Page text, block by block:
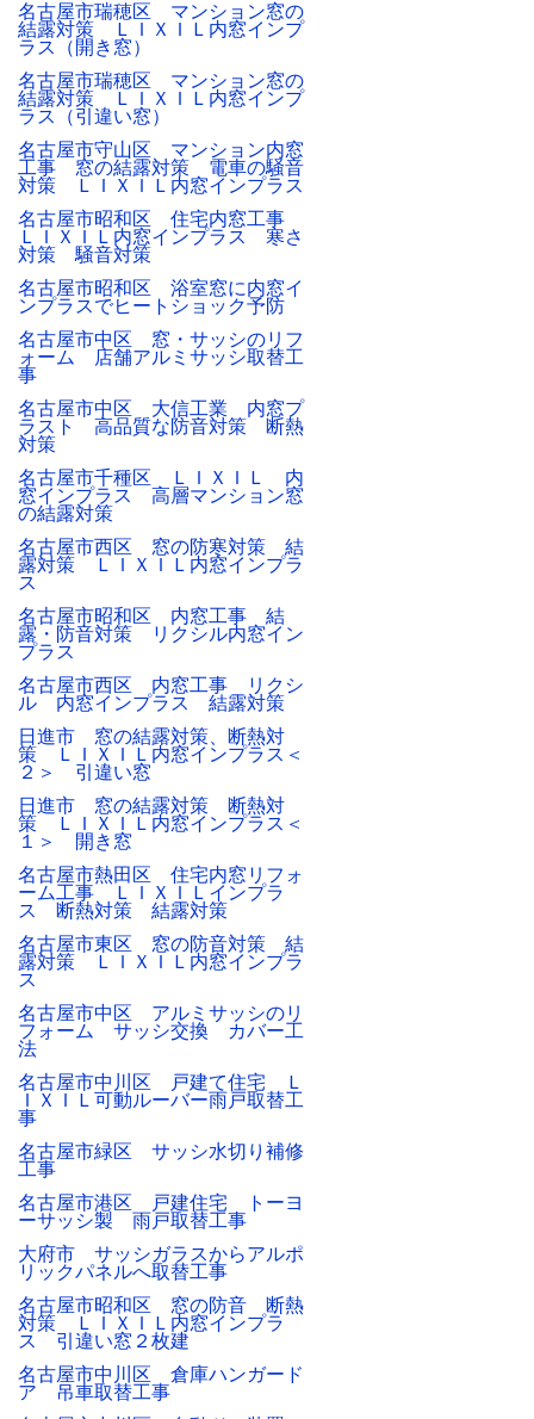
名古屋市瑞穂区 マンション窓の
結露対策 ＬＩＸＩＬ内窓インプ
ラス（開き窓）
名古屋市瑞穂区 マンション窓の
結露対策 ＬＩＸＩＬ内窓インプ
ラス（引違い窓）
名古屋市守山区 マンション内窓
工事 窓の結露対策 電車の騒音
対策 ＬＩＸＩＬ内窓インプラス
名古屋市昭和区 住宅内窓工事
ＬＩＸＩＬ内窓インプラス 寒さ
対策 騒音対策
名古屋市昭和区 浴室窓に内窓イ
ンプラスでヒートショック予防
名古屋市中区 窓・サッシのリフ
ォーム 店舗アルミサッシ取替工
事
名古屋市中区 大信工業 内窓プ
ラスト 高品質な防音対策 断熱
対策
名古屋市千種区 ＬＩＸＩＬ 内
窓インプラス 高層マンション窓
の結露対策
名古屋市西区 窓の防寒対策 結
露対策 ＬＩＸＩＬ内窓インプラ
ス
名古屋市昭和区 内窓工事 結
露・防音対策 リクシル内窓イン
プラス
名古屋市西区 内窓工事 リクシ
ル 内窓インプラス 結露対策
日進市 窓の結露対策、断熱対
策 ＬＩＸＩＬ内窓インプラス＜
２＞ 引違い窓
日進市 窓の結露対策 断熱対
策 ＬＩＸＩＬ内窓インプラス＜
１＞ 開き窓
名古屋市熱田区 住宅内窓リフォ
ーム工事 ＬＩＸＩＬインプラ
ス 断熱対策 結露対策
名古屋市東区 窓の防音対策 結
露対策 ＬＩＸＩＬ内窓インプラ
ス
名古屋市中区 アルミサッシのリ
フォーム サッシ交換 カバー工
法
名古屋市中川区 戸建て住宅 Ｌ
ＩＸＩＬ可動ルーバー雨戸取替工
事
名古屋市緑区 サッシ水切り補修
工事
名古屋市港区 戸建住宅 トーヨ
ーサッシ製 雨戸取替工事
大府市 サッシガラスからアルポ
リックパネルへ取替工事
名古屋市昭和区 窓の防音 断熱
対策 ＬＩＸＩＬ内窓インプラ
ス 引違い窓２枚建
名古屋市中川区 倉庫ハンガード
ア 吊車取替工事